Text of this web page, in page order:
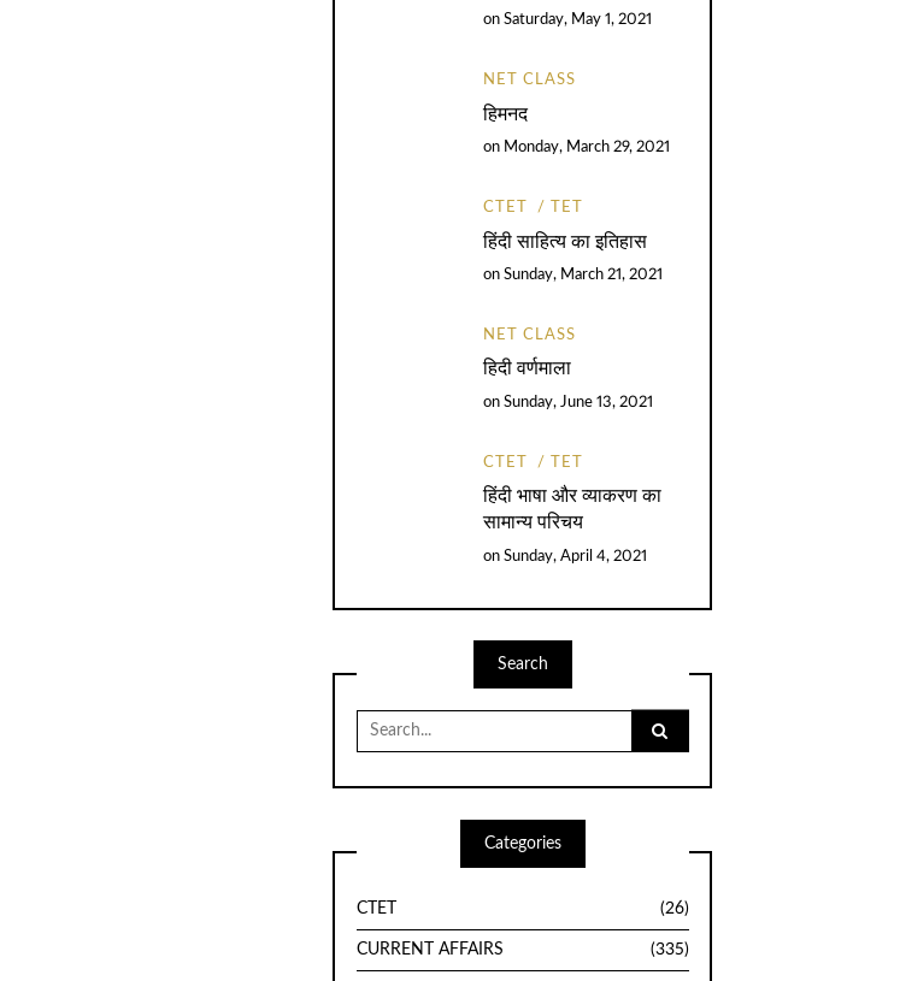
on Saturday, May 1, 2021
NET CLASS
हिमनद
on Monday, March 29, 2021
CTET TET
हिंदी साहित्य का इतिहास
on Sunday, March 21, 2021
NET CLASS
हिदी वर्णमाला
on Sunday, June 13, 2021
CTET TET
हिंदी भाषा और व्याकरण का
सामान्य परिचय
on Sunday, April 4, 2021
Search
Search
for:
Categories
CTET (26)
CURRENT AFFAIRS (335)